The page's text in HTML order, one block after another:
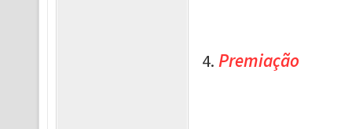
4. Premiação